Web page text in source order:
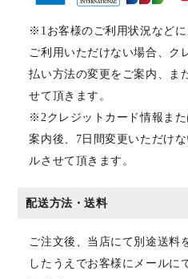
※1お客様のご利用状況など
ご利用いただけない場合、ク
払い方法の変更をご案内、ま
せて頂きます。
※2クレジットカード情報ま
案内後、7日間変更いただけ
ルさせて頂きます。
配送方法・送料
ご注文後、当店にて別途送料
したうえでお客様にメールに